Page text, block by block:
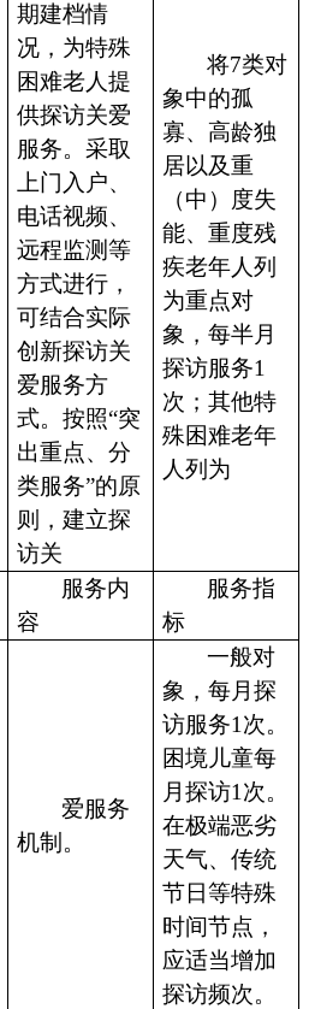
期建档情
况，为特殊
困难老人提
供探访关爱
服务。采取
上门入户、
电话视频、
远程监测等
方式进行，
可结合实际
创新探访关
爱服务方
式。按照“突
出重点、分
类服务”的原
则，建立探
访关
将7类对
象中的孤
寡、高龄独
居以及重
（中）度失
能、重度残
疾老年人列
为重点对
象，每半月
探访服务1
次；其他特
殊困难老年
人列为
服务内
容
服务指
标
爱服务
机制。
一般对
象，每月探
访服务1次。
困境儿童每
月探访1次。
在极端恶劣
天气、传统
节日等特殊
时间节点，
应适当增加
探访频次。